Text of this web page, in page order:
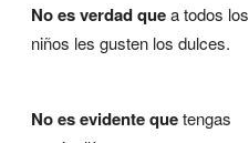
No es verdad quea todos los
niños les gusten los dulces.
No es evidente quetengas